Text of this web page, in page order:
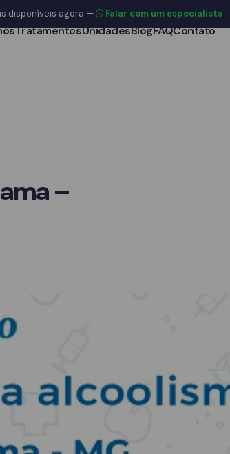
TratamentosUnidadesBlogFAQContato
–
disponíveis agora — Falar com um especialista